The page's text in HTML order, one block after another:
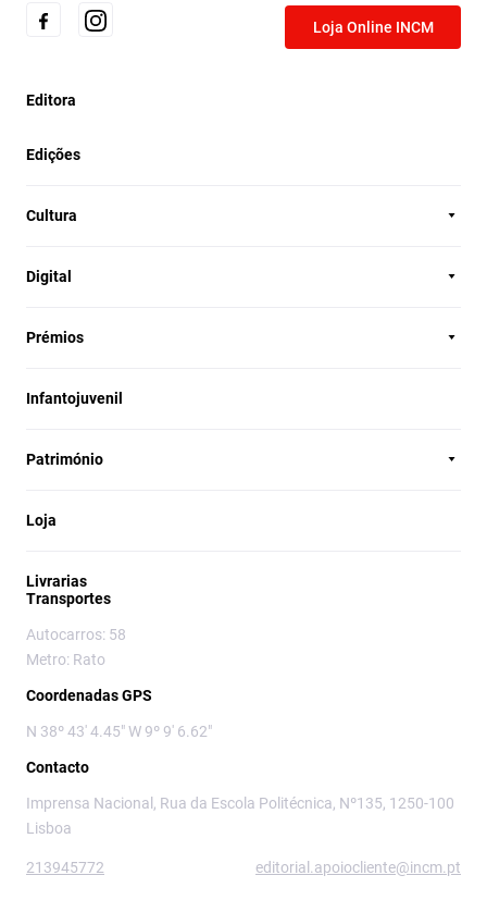
Loja Online INCM
Editora
Edições
Cultura
Digital
Prémios
Infantojuvenil
Património
Loja
Livrarias
Transportes
Autocarros: 58
Metro: Rato
Coordenadas GPS
N 38º 43' 4.45" W 9º 9' 6.62"
Contacto
Imprensa Nacional, Rua da Escola Politécnica, Nº135, 1250-100
Lisboa
213945772 editorial.apoiocliente@incm.pt